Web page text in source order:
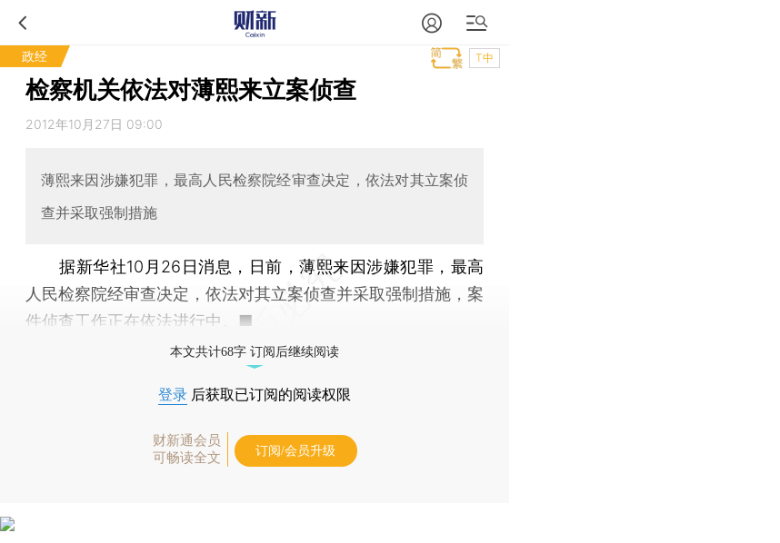
政经 T中
检察机关依法对薄熙来立案侦查
2012年10月27日 09:00
薄熙来因涉嫌犯罪，最高人民检察院经审查决定，依法对其立案侦
查并采取强制措施
据新华社10月26日消息，日前，薄熙来因涉嫌犯罪，最高
人民检察院经审查决定，依法对其立案侦查并采取强制措施，案
件侦查工作正在依法进行中。■
本文共计68字 订阅后继续阅读
登录 后获取已订阅的阅读权限
财新通会员
可畅读全文
订阅/会员升级